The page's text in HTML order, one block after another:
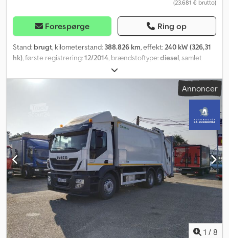
bytte. Finansiering kan ordnes direkte hos os. GOLEC
ukrainsk, russisk, bulgarsk.
(23.681 € brutto)
Forespørge Ring op
Stand: brugt, kilometerstand: 388.826 km, effekt: 240 kW (326,31
hk) , første registrering:12/2014 , brændstoftype:diesel , samlet
, akslekonfiguration:
automatisk, emissionsklasse:Euro 6, Udstyr:ABS, klimaanlæg, *
MB Antos 2533 6x2 * Gesink pressevogn * GPM III V 23 H 25 *
Kombi-tragt GEC * Akselafstand 4,30 m * Euro 6 * Affjedring:
blad/luft/luft * Liftaksel * Styreaksel * Centralsmøring *
Differentialespærre * Bakkamera Dodeugygtspfx Agxeck * Radio
* el. vinduer, el. spejle, spejlvarme * Multifunktionsrat * Luftsæde *
Tagluge * Bluetooth * Fartpilot * Dæk 315/70R22,5 ca. 80-30-60 %
* Tysk køretøj * · Nettosalg inden for EU kun med momsdepositum
og bevis for indregistrering i bestemmelseslandet
(fremførselsbekræftelse), · Salg kun til erhverv, transport til havn
mulig. Dette tilbud er uforpligtende og kan ændres. Der tages
forbehold for fejl og mellemsalg. * Ingen garanti for tastefejl.
Besigtigelse kun efter aftale, WhatsApp
Annoncer
1 / 8